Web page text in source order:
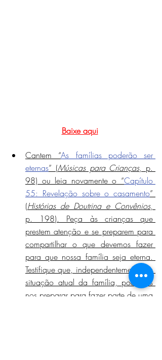
Baixe aqui
Cantem “As famílias poderão ser
eternas” (Músicas para Crianças, p.
98) ou leia novamente o “Capítulo
55: Revelação sobre o casamento”
(Histórias de Doutrina e Convênios,
p. 198). Peça às crianças que
prestem atenção e se preparem para
compartilhar o que devemos fazer
para que nossa família seja eterna.
Testifique que, independentemente da
situação atual da família, podemos
nos preparar para fazer parte de uma